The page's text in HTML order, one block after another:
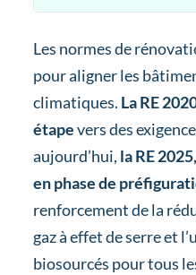
Les normes de
pour aligner les
climatiques. La RE
étapevers des
aujourd’hui, la RE
en phase de
renforcement de la
gaz à effet de serre et
biosourcés pour tous